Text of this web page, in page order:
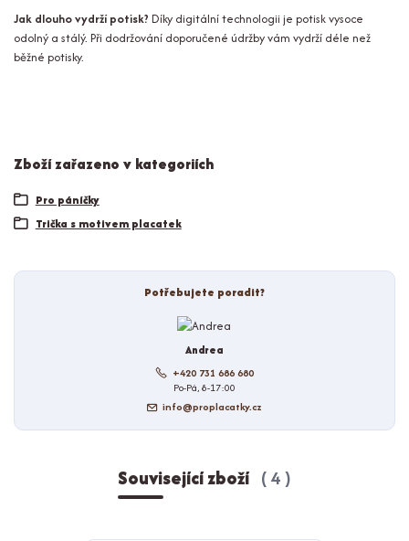
Jak dlouho vydrží potisk? Díky digitální technologii je potisk vysoce
odolný a stálý. Při dodržování doporučené údržby vám vydrží déle než
běžné potisky.
Zboží zařazeno v kategoriích
Pro páníčky
Trička s motivem placatek
Potřebujete poradit?
Andrea
+420 731 686 680
Po-Pá, 8-17:00
info@proplacatky.cz
Související zboží 4